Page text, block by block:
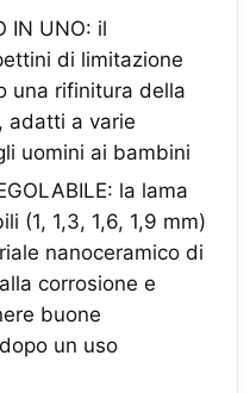
IN UNO: il
di limitazione
una rifinitura della
adatti a varie
uomini ai bambini
la lama
(1, 1,3, 1,6, 1,9 mm)
nanoceramico di
corrosione e
buone
un uso